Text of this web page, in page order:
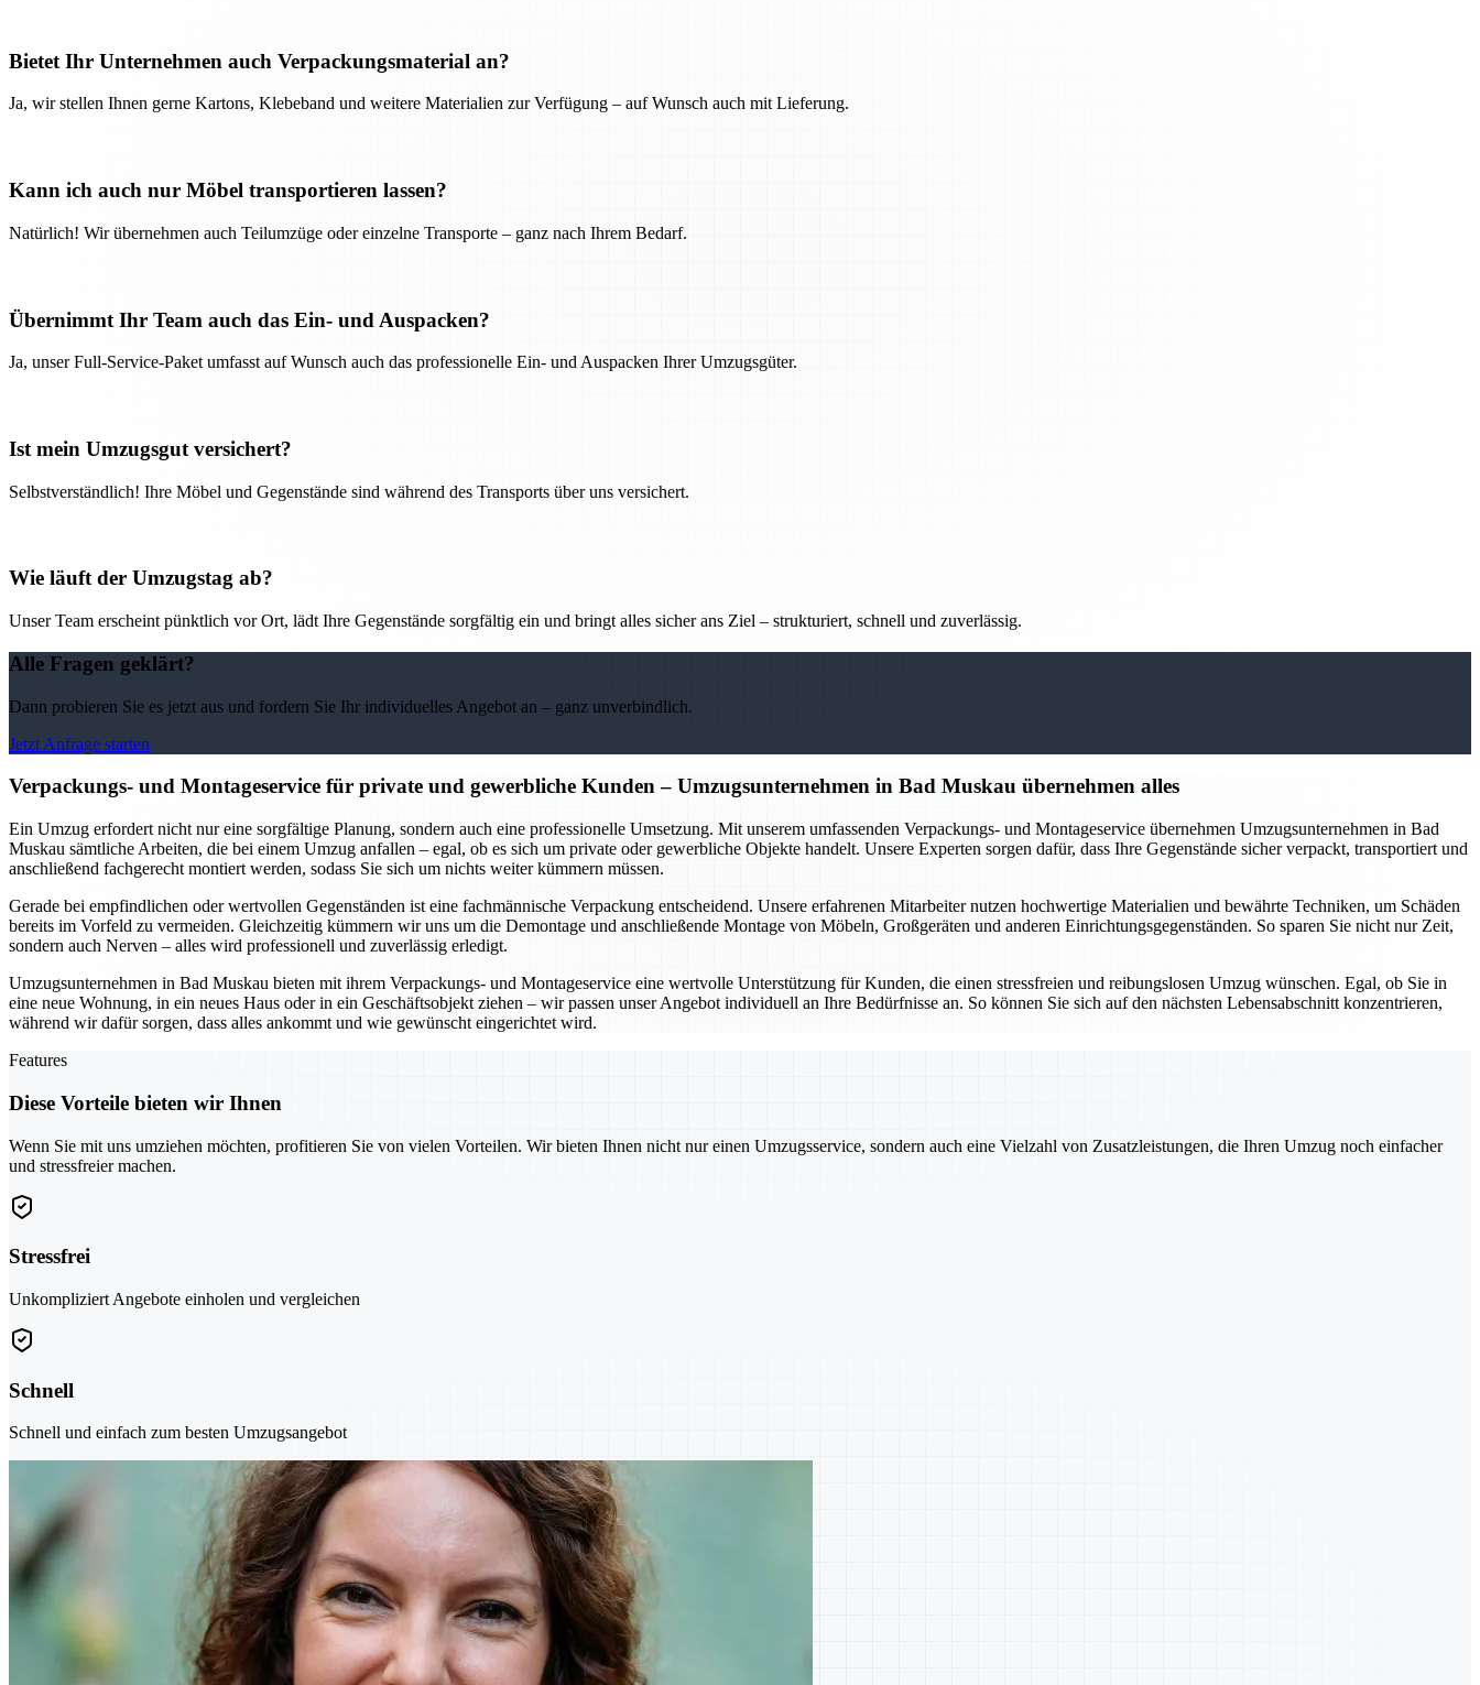
Bietet Ihr Unternehmen auch Verpackungsmaterial an?
Ja, wir stellen Ihnen gerne Kartons, Klebeband und weitere Materialien zur Verfügung – auf Wunsch auch mit Lieferung.
Kann ich auch nur Möbel transportieren lassen?
Natürlich! Wir übernehmen auch Teilumzüge oder einzelne Transporte – ganz nach Ihrem Bedarf.
Übernimmt Ihr Team auch das Ein- und Auspacken?
Ja, unser Full-Service-Paket umfasst auf Wunsch auch das professionelle Ein- und Auspacken Ihrer Umzugsgüter.
Ist mein Umzugsgut versichert?
Selbstverständlich! Ihre Möbel und Gegenstände sind während des Transports über uns versichert.
Wie läuft der Umzugstag ab?
Unser Team erscheint pünktlich vor Ort, lädt Ihre Gegenstände sorgfältig ein und bringt alles sicher ans Ziel – strukturiert, schnell und zuverlässig.
Alle Fragen geklärt?
Dann probieren Sie es jetzt aus und fordern Sie Ihr individuelles Angebot an – ganz unverbindlich.
Jetzt Anfrage starten
Verpackungs- und Montageservice für private und gewerbliche Kunden – Umzugsunternehmen in Bad Muskau übernehmen alles
Ein Umzug erfordert nicht nur eine sorgfältige Planung, sondern auch eine professionelle Umsetzung. Mit unserem umfassenden Verpackungs- und Montageservice übernehmen Umzugsunternehmen in Bad
Muskau sämtliche Arbeiten, die bei einem Umzug anfallen – egal, ob es sich um private oder gewerbliche Objekte handelt. Unsere Experten sorgen dafür, dass Ihre Gegenstände sicher verpackt, transportiert und
anschließend fachgerecht montiert werden, sodass Sie sich um nichts weiter kümmern müssen.
Gerade bei empfindlichen oder wertvollen Gegenständen ist eine fachmännische Verpackung entscheidend. Unsere erfahrenen Mitarbeiter nutzen hochwertige Materialien und bewährte Techniken, um Schäden
bereits im Vorfeld zu vermeiden. Gleichzeitig kümmern wir uns um die Demontage und anschließende Montage von Möbeln, Großgeräten und anderen Einrichtungsgegenständen. So sparen Sie nicht nur Zeit,
sondern auch Nerven – alles wird professionell und zuverlässig erledigt.
Umzugsunternehmen in Bad Muskau bieten mit ihrem Verpackungs- und Montageservice eine wertvolle Unterstützung für Kunden, die einen stressfreien und reibungslosen Umzug wünschen. Egal, ob Sie in
eine neue Wohnung, in ein neues Haus oder in ein Geschäftsobjekt ziehen – wir passen unser Angebot individuell an Ihre Bedürfnisse an. So können Sie sich auf den nächsten Lebensabschnitt konzentrieren,
während wir dafür sorgen, dass alles ankommt und wie gewünscht eingerichtet wird.
Features
Diese Vorteile bieten wir Ihnen
Wenn Sie mit uns umziehen möchten, profitieren Sie von vielen Vorteilen. Wir bieten Ihnen nicht nur einen Umzugsservice, sondern auch eine Vielzahl von Zusatzleistungen, die Ihren Umzug noch einfacher
und stressfreier machen.
Stressfrei
Unkompliziert Angebote einholen und vergleichen
Schnell
Schnell und einfach zum besten Umzugsangebot